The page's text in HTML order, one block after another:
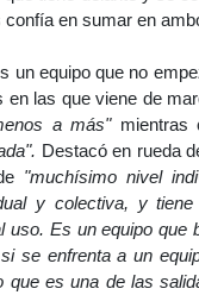
en sumar en
un equipo que no
las que viene de
a más"mientras
Destacó en rueda
"muchísimo nivel
y colectiva, y
uso. Es un equipo
se enfrenta a un
que es una de las